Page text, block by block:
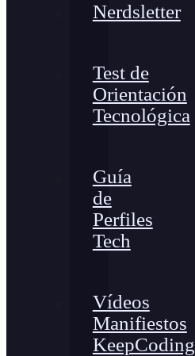
Nerdsletter
Test de
Orientación
Tecnológica
Guía
de
Perfiles
Tech
Vídeos
Manifiestos
KeepCoding